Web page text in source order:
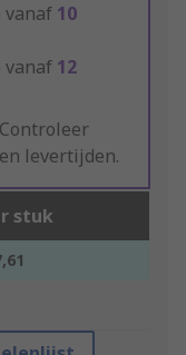
vanaf 10
vanaf 12
levertijden.
stuk